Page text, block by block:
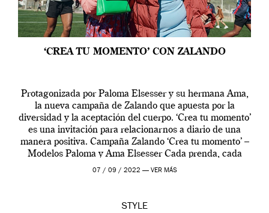
‘CREA TU MOMENTO’ CON ZALANDO
Protagonizada por Paloma Elsesser y su hermana Ama,
la nueva campaña de Zalando que apuesta por la
diversidad y la aceptación del cuerpo. ‘Crea tu momento’
es una invitación para relacionarnos a diario de una
manera positiva. Campaña Zalando ‘Crea tu momento’ –
Modelos Paloma y Ama Elsesser Cada prenda, cada
outfit, cada momento, caracteriza […]
07 / 09 / 2022 — VER MÁS
STYLE